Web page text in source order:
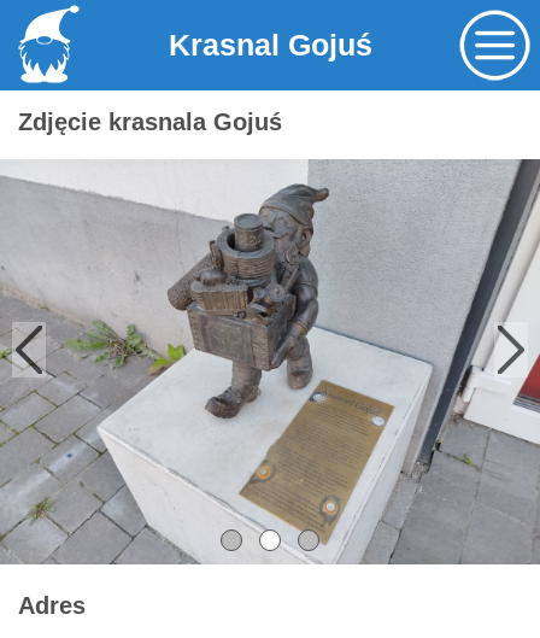
Krasnal Gojuś
Zdjęcie krasnala Gojuś
Adres